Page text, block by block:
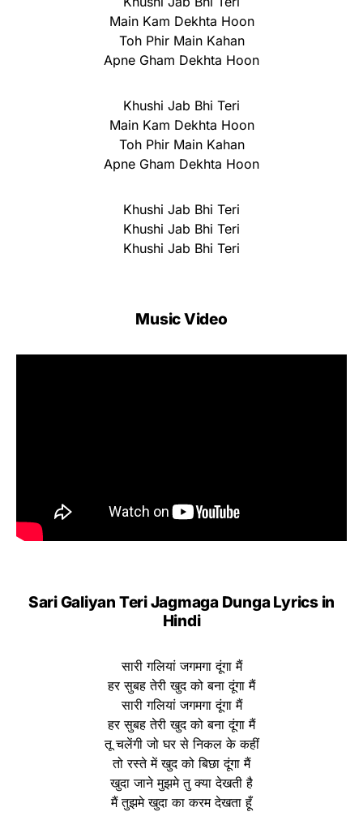
Main Kam Dekhta Hoon
Toh Phir Main Kahan
Apne Gham Dekhta Hoon
Khushi Jab Bhi Teri
Main Kam Dekhta Hoon
Toh Phir Main Kahan
Apne Gham Dekhta Hoon
Khushi Jab Bhi Teri
Khushi Jab Bhi Teri
Khushi Jab Bhi Teri
Music Video
Sari Galiyan Teri Jagmaga Dunga Lyrics in
Hindi
सारी गलियां जगमगा दूंगा मैं
हर सुबह तेरी खुद को बना दूंगा मैं
सारी गलियां जगमगा दूंगा मैं
हर सुबह तेरी खुद को बना दूंगा मैं
तू चलेंगी जो घर से निकल के कहीं
तो रस्ते में खुद को बिछा दूंगा मैं
खुदा जाने मुझमे तु क्या देखती है
मैं तुझमे खुदा का करम देखता हूँ